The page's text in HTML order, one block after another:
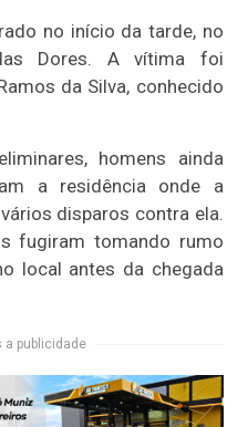
no início da tarde, no
Dores. A vítima foi
da Silva, conhecido
homens ainda
a residência onde a
disparos contra ela.
fugiram tomando rumo
local antes da chegada
a publicidade